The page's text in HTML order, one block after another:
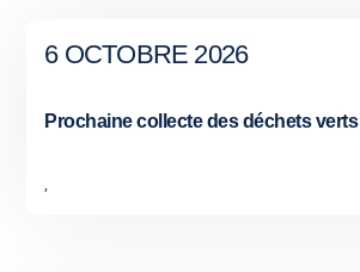
6 OCTOBRE 2026
Prochaine collecte des déchets verts